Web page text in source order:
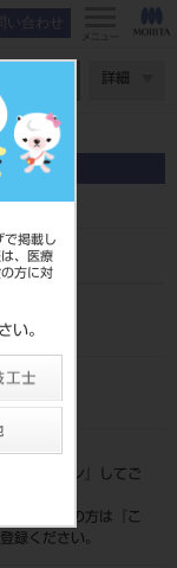
で掲載し
、医療
方に対
い。
い合わせ
メニュー
詳細
ク付
ード
ログイン
』してご
録がまだの方は『
こ
登録ください。